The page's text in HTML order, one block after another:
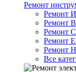
Ремонт
Ремонт
Ремонт
Ремонт
Ремонт
Ремонт
Все